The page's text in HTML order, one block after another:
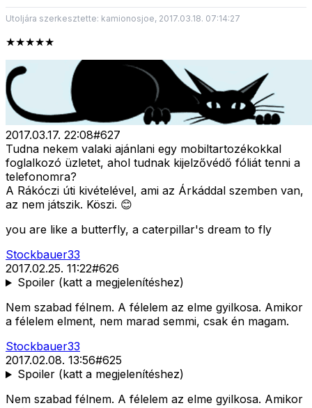
Utoljára szerkesztette: kamionosjoe, 2017.03.18. 07:14:27
★★★★★
2017.03.17. 22:08#627
Tudna nekem valaki ajánlani egy mobiltartozékokkal
foglalkozó üzletet, ahol tudnak kijelzővédő fóliát tenni a
telefonomra?
A Rákóczi úti kivételével, ami az Árkáddal szemben van,
az nem játszik. Köszi. 😊
you are like a butterfly, a caterpillar's dream to fly
Stockbauer33
2017.02.25. 11:22#626
Spoiler (katt a megjelenítéshez)
Nem szabad félnem. A félelem az elme gyilkosa. Amikor
a félelem elment, nem marad semmi, csak én magam.
Stockbauer33
2017.02.08. 13:56#625
Spoiler (katt a megjelenítéshez)
Nem szabad félnem. A félelem az elme gyilkosa. Amikor